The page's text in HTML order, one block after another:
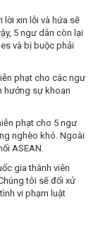
lời xin lỗi và hứa sẽ
5 ngư dân còn lại
và bị buộc phải
phạt cho các ngư
hưởng sự khoan
phạt cho 5 ngư
nghèo khó. Ngoài
ASEAN.
gia thành viên
tôi sẽ đối xử
vi phạm luật